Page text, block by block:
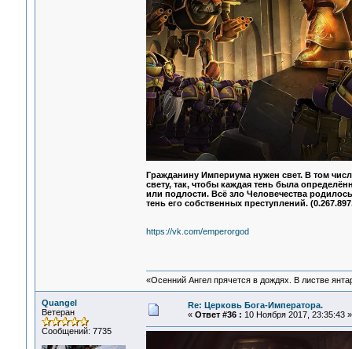
Гражданину Империума нужен свет. В том
свету, так, чтобы каждая тень была
или подлости. Всё зло Человечества
тень его собственных преступлений.
https://vk.com/emperorgod
«Осенний Ангел прячется в дождях. В листве
Quangel
Ветеран
Сообщений: 7735
Re: Церковь Бога-Императора.
« Ответ #36 : 10 Ноября 2017, 23:35:43 »